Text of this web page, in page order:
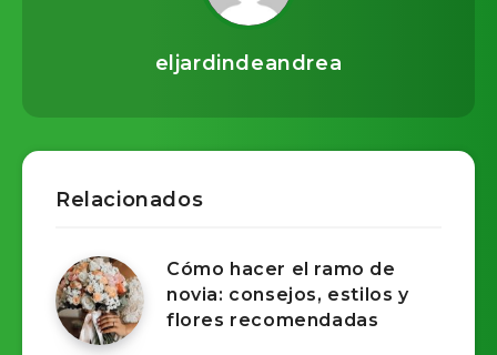
eljardindeandrea
Relacionados
Cómo hacer el ramo de
novia: consejos, estilos y
flores recomendadas